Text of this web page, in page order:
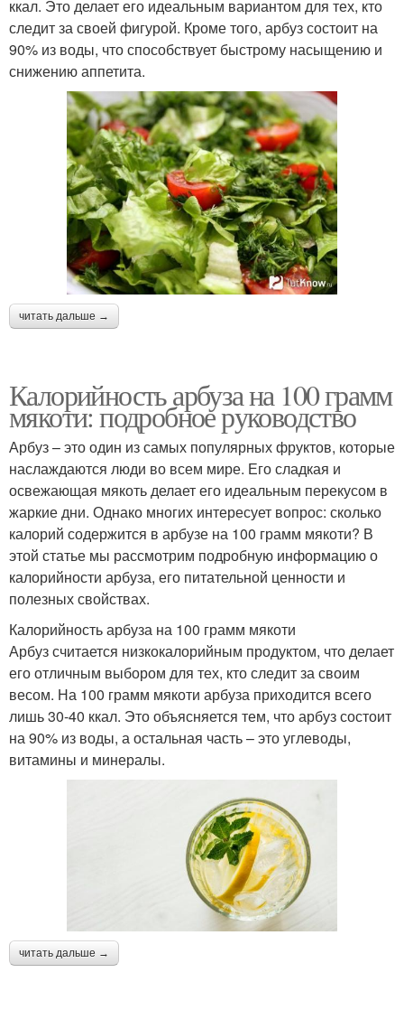
ккал. Это делает его идеальным вариантом для тех, кто
следит за своей фигурой. Кроме того, арбуз состоит на
90% из воды, что способствует быстрому насыщению и
снижению аппетита.
читать дальше →
Калорийность арбуза на 100 грамм
мякоти: подробное руководство
Арбуз – это один из самых популярных фруктов, которые
наслаждаются люди во всем мире. Его сладкая и
освежающая мякоть делает его идеальным перекусом в
жаркие дни. Однако многих интересует вопрос: сколько
калорий содержится в арбузе на 100 грамм мякоти? В
этой статье мы рассмотрим подробную информацию о
калорийности арбуза, его питательной ценности и
полезных свойствах.
Калорийность арбуза на 100 грамм мякоти
Арбуз считается низкокалорийным продуктом, что делает
его отличным выбором для тех, кто следит за своим
весом. На 100 грамм мякоти арбуза приходится всего
лишь 30-40 ккал. Это объясняется тем, что арбуз состоит
на 90% из воды, а остальная часть – это углеводы,
витамины и минералы.
читать дальше →